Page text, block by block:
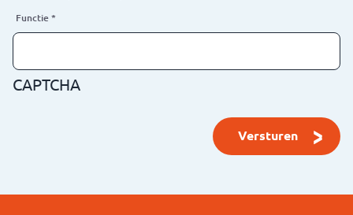
Functie*
CAPTCHA